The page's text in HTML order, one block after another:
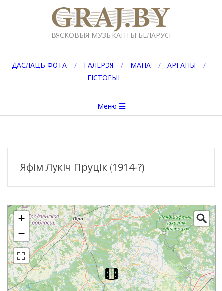
GRAJ.BY
ВЯСКОВЫЯ МУЗЫКАНТЫ БЕЛАРУСІ
ДАСЛАЦЬ ФОТА ГАЛЕРЭЯ МАПА
АРГАНЫ
ГІСТОРЫІ
меню
Меню
Яфім Лукіч Пруцік (1914-?)
+
−